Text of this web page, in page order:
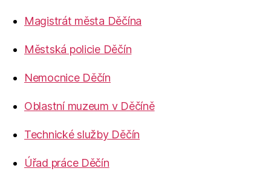
Magistrát města Děčína
Městská policie Děčín
Nemocnice Děčín
Oblastní muzeum v Děčíně
Technické služby Děčín
Úřad práce Děčín